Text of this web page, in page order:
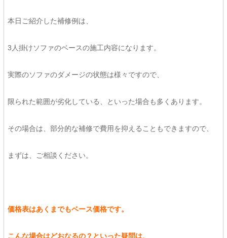
本日ご紹介した補修例は、
3人掛けソファのベースの施工内容になります。
実際のソファのダメージの状態は様々ですので、
限られた範囲が劣化している、といった場合も多くあります。
その場合は、部分的な補修で費用を抑えることもできますので、
まずは、ご相談ください。
価格表はあくまでもベース価格です。
こんな場合はどおなるの？といった疑問は、